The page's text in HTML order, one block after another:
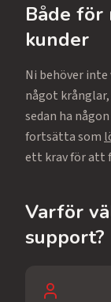
Både för
kunder
Ni behöver inte
något
sedan ha
fortsätta som
ett krav för att
Varför
support?